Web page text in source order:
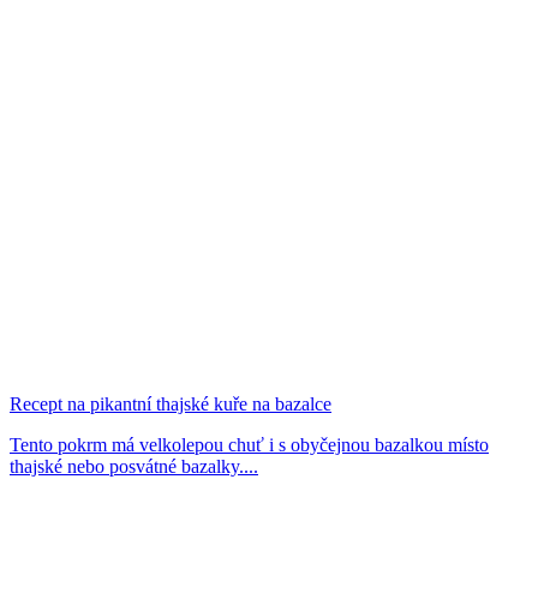
Recept na pikantní thajské kuře na bazalce
Tento pokrm má velkolepou chuť i s obyčejnou bazalkou místo
thajské nebo posvátné bazalky....